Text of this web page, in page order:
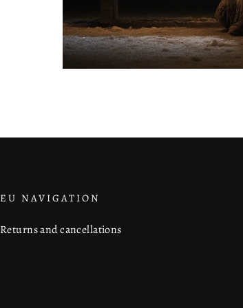
EU NAVIGATION
Returns and cancellations